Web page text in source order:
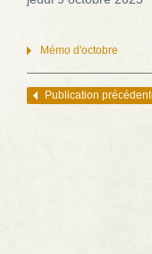
Mémo d'octobre
Navigation des articles
Publication